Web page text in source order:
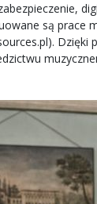
są
). Dzięki